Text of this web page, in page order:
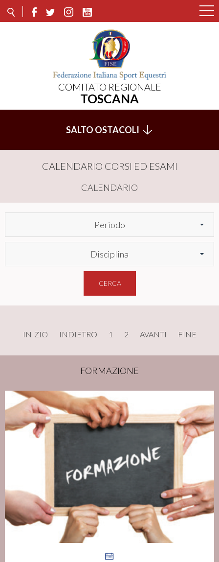
COMITATO REGIONALE
TOSCANA
SALTO OSTACOLI
CALENDARIO CORSI ED ESAMI
CALENDARIO
Periodo
Disciplina
CERCA
INIZIO INDIETRO 1 2 AVANTI FINE
FORMAZIONE